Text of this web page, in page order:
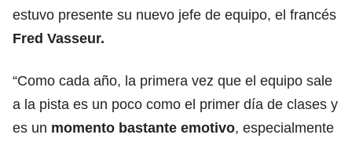
estuvo presente su nuevo jefe de equipo, el francés
Fred Vasseur.
“Como cada año, la primera vez que el equipo sale
a la pista es un poco como el primer día de clases y
es un momento bastante emotivo, especialmente